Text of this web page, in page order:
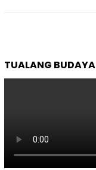
TUALANG BUDAYA